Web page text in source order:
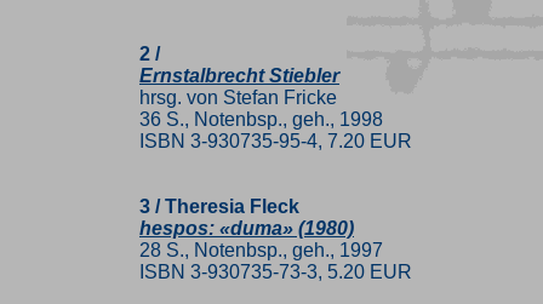
2 /
Ernstalbrecht Stiebler
hrsg. von Stefan Fricke
36 S., Notenbsp., geh., 1998
ISBN 3-930735-95-4, 7.20 EUR
3 / Theresia Fleck
hespos: «duma» (1980)
28 S., Notenbsp., geh., 1997
ISBN 3-930735-73-3, 5.20 EUR